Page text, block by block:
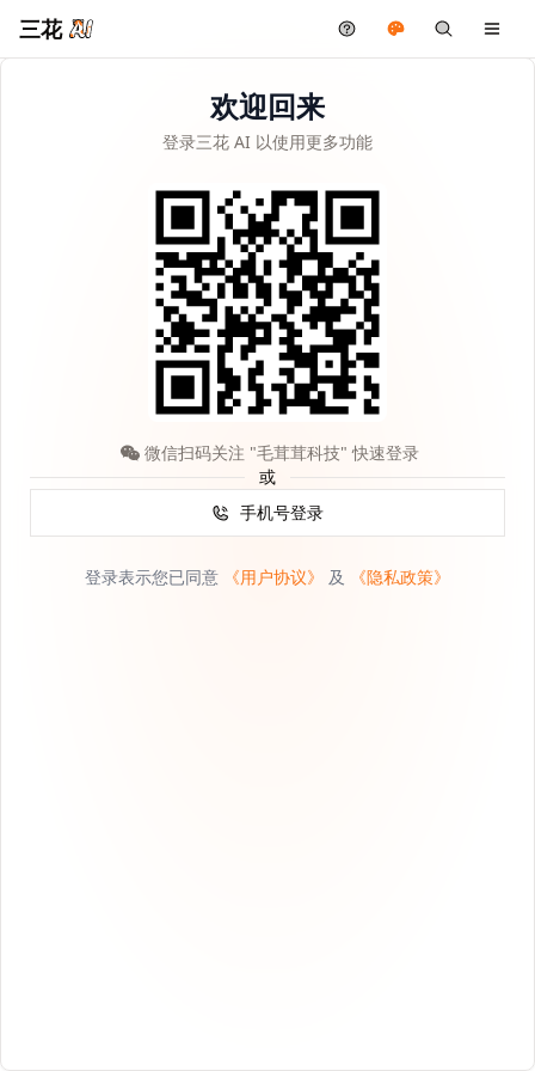
三花
欢迎回来
登录三花 AI 以使用更多功能
手机号登录
或
微信扫码关注 "毛茸茸科技" 快速登录
登录表示您已同意 《用户协议》 及 《隐私政策》